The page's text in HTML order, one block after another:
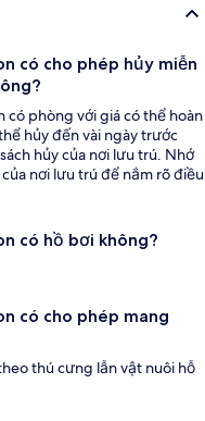
có cho phép hủy miễn
có phòng với giá có thể hoàn
hủy đến vài ngày trước
hủy của nơi lưu trú. Nhớ
nơi lưu trú để nắm rõ điều
có hồ bơi không?
có cho phép mang
thú cưng lẫn vật nuôi hỗ